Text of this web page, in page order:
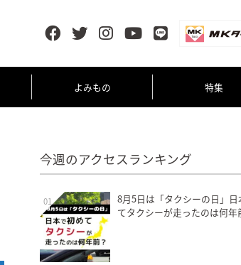
よみもの 特集
今週のアクセスランキング
01
8月5日は「タクシーの日」日
てタクシーが走ったのは何年